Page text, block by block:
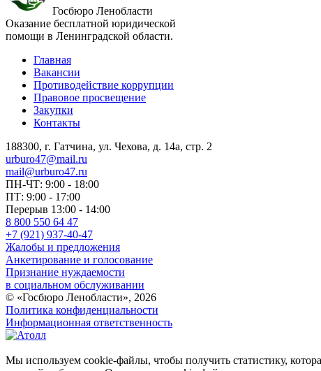
Госбюро Ленобласти
Оказание бесплатной юридической
помощи в Ленинградской области.
Главная
Вакансии
Противодействие коррупции
Правовое просвещение
Закупки
Контакты
188300, г. Гатчина, ул. Чехова, д. 14а, стр. 2
urburo47@mail.ru
mail@urburo47.ru
ПН-ЧТ: 9:00 - 18:00
ПТ: 9:00 - 17:00
Перерыв 13:00 - 14:00
8 800 550 64 47
+7 (921) 937-40-47
Жалобы и предложения
Анкетирование и голосование
Признание нуждаемости
в социальном обслуживании
© «Госбюро Ленобласти», 2026
Политика конфиденциальности
Информационная ответственность
Мы используем cookie-файлы, чтобы получить статистику,